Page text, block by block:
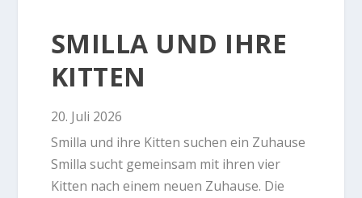
SMILLA UND IHRE
KITTEN
20. Juli 2026
Smilla und ihre Kitten suchen ein Zuhause
Smilla sucht gemeinsam mit ihren vier
Kitten nach einem neuen Zuhause. Die